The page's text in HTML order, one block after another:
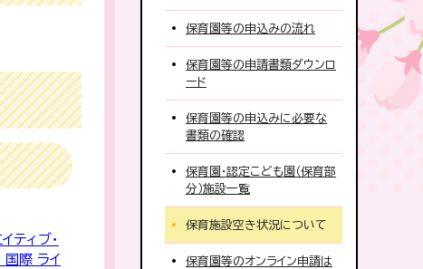
ティブ・
際 ライ
保育園等の申込みの流れ
保育園等の申請書類ダウンロ
ード
保育園等の申込みに必要な
書類の確認
保育園・認定こども園（保育部
分）施設一覧
保育施設空き状況について
保育園等のオンライン申請は